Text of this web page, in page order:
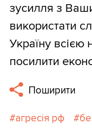
зусилля з
використати
Україну всією
посилити
Поширити
агресія рф